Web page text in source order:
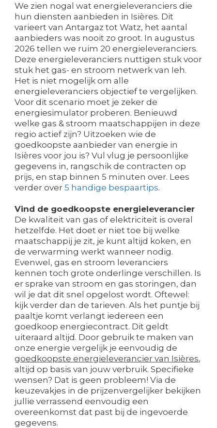
We zien nogal wat energieleveranciers die
hun diensten aanbieden in Isières. Dit
varieert van Antargaz tot Watz, het aantal
aanbieders was nooit zo groot. In augustus
2026 tellen we ruim 20 energieleveranciers.
Deze energieleveranciers nuttigen stuk voor
stuk het gas- en stroom netwerk van Ieh.
Het is niet mogelijk om alle
energieleveranciers objectief te vergelijken.
Voor dit scenario moet je zeker de
energiesimulator proberen. Benieuwd
welke gas & stroom maatschappijen in deze
regio actief zijn? Uitzoeken wie de
goedkoopste aanbieder van energie in
Isières voor jou is? Vul vlug je persoonlijke
gegevens in, rangschik de contracten op
prijs, en stap binnen 5 minuten over. Lees
verder over 5 handige bespaartips.
Vind de goedkoopste energieleverancier
De kwaliteit van gas of elektriciteit is overal
hetzelfde. Het doet er niet toe bij welke
maatschappij je zit, je kunt altijd koken, en
de verwarming werkt wanneer nodig.
Evenwel, gas en stroom leveranciers
kennen toch grote onderlinge verschillen. Is
er sprake van stroom en gas storingen, dan
wil je dat dit snel opgelost wordt. Oftewel:
kijk verder dan de tarieven. Als het puntje bij
paaltje komt verlangt iedereen een
goedkoop energiecontract. Dit geldt
uiteraard altijd. Door gebruik te maken van
onze energie vergelijk je eenvoudig de
goedkoopste energieleverancier van Isières,
altijd op basis van jouw verbruik. Specifieke
wensen? Dat is geen probleem! Via de
keuzevakjes in de prijzenvergelijker bekijken
jullie verrassend eenvoudig een
overeenkomst dat past bij de ingevoerde
gegevens.